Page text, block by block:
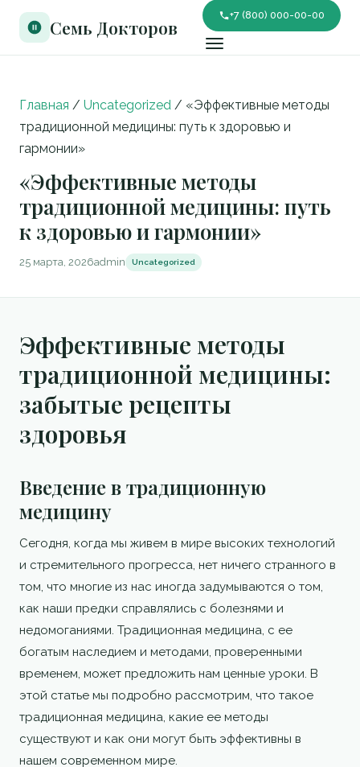
Семь Докторов
+7 (800) 000-00-00
Главная / Uncategorized / «Эффективные методы
традиционной медицины: путь к здоровью и
гармонии»
«Эффективные методы
традиционной медицины: путь
к здоровью и гармонии»
25 марта, 2026admin Uncategorized
Эффективные методы
традиционной медицины:
забытые рецепты
здоровья
Введение в традиционную
медицину
Сегодня, когда мы живем в мире высоких технологий
и стремительного прогресса, нет ничего странного в
том, что многие из нас иногда задумываются о том,
как наши предки справлялись с болезнями и
недомоганиями. Традиционная медицина, с ее
богатым наследием и методами, проверенными
временем, может предложить нам ценные уроки. В
этой статье мы подробно рассмотрим, что такое
традиционная медицина, какие ее методы
существуют и как они могут быть эффективны в
нашем современном мире.